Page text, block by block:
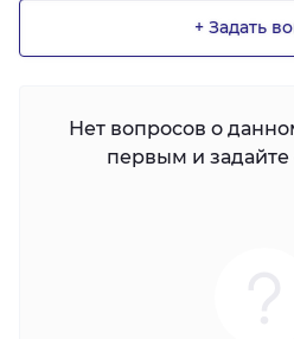
+ Задать
Нет вопросов о
первым и задайте